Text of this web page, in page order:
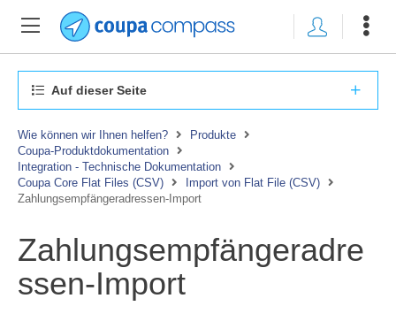
Auf dieser Seite
Wie können wir Ihnen helfen?
Produkte
Coupa-Produktdokumentation
Integration - Technische Dokumentation
Coupa Core Flat Files (CSV)
Import von Flat File (CSV)
Zahlungsempfängeradressen-Import
Zahlungsempfängeradre
ssen-Import